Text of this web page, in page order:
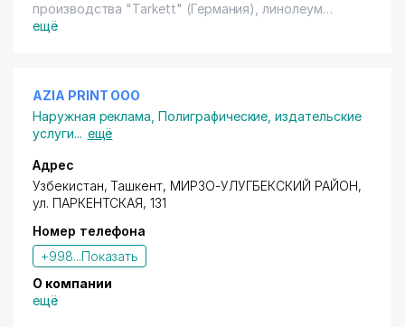
производства "Tarkett" (Германия), линолеум
"Tarkett" (Россия - Германия), "Омега" (Украина),
ещё
AZIA PRINT ООО
Наружная реклама ,Полиграфические, издательские
услуги... ещё
Адрес
Узбекистан, Ташкент, МИРЗО-УЛУГБЕКСКИЙ РАЙОН,
ул. ПАРКЕНТСКАЯ, 131
Номер телефона
+998...Показать
О компании
ещё